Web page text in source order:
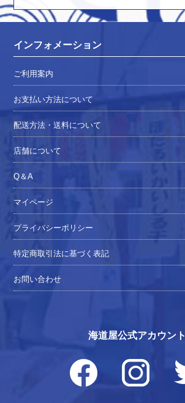
インフォメーション
ご利用案内
お支払い方法について
配送方法・送料について
店舗について
Q＆A
マイページ
プライバシーポリシー
特定商取引法に基づく表記
お問い合わせ
海道屋公式アカウント